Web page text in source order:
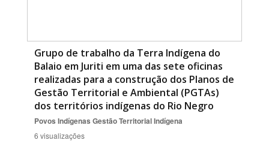
Grupo de trabalho da Terra Indígena do
Balaio em Juriti em uma das sete oficinas
realizadas para a construção dos Planos de
Gestão Territorial e Ambiental (PGTAs)
dos territórios indígenas do Rio Negro
Povos Indígenas Gestão Territorial Indígena
6 visualizações